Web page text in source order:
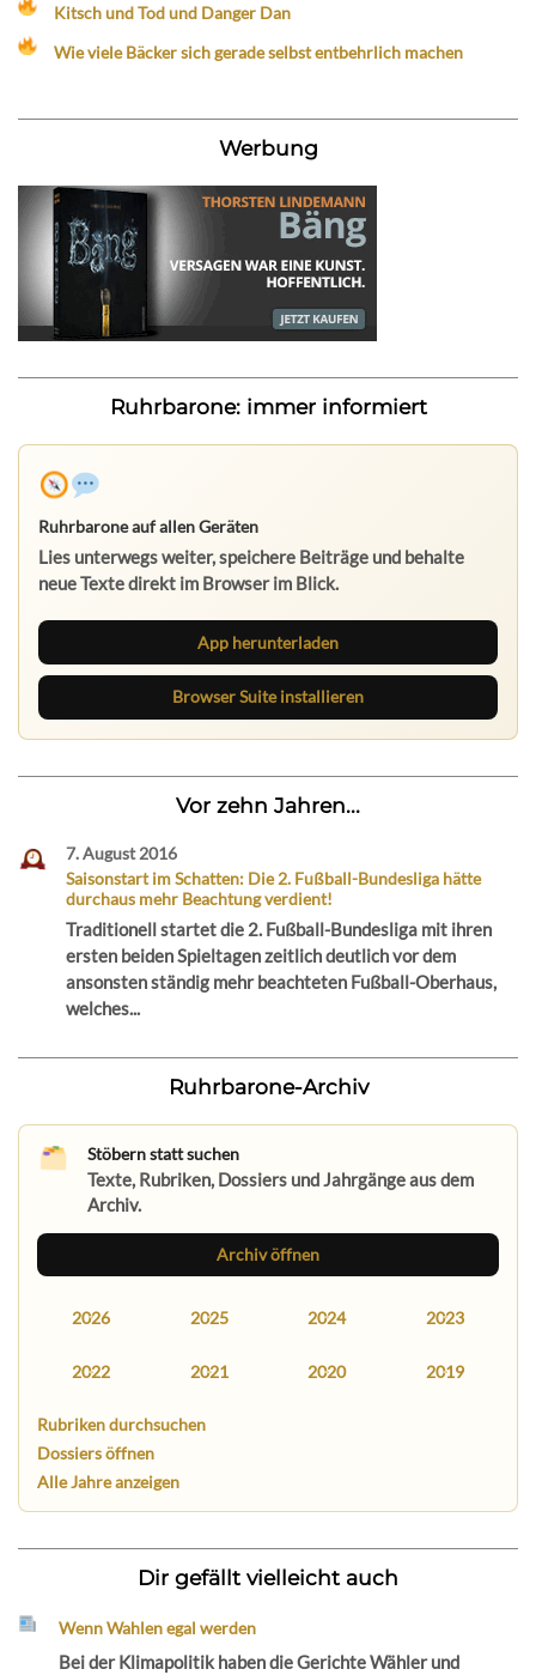
Kitsch und Tod und Danger Dan
Wie viele Bäcker sich gerade selbst entbehrlich machen
Werbung
Ruhrbarone: immer informiert
Ruhrbarone auf allen Geräten
Lies unterwegs weiter, speichere Beiträge und behalte
neue Texte direkt im Browser im Blick.
App herunterladen
Browser Suite installieren
Vor zehn Jahren...
7. August 2016
Saisonstart im Schatten: Die 2. Fußball-Bundesliga hätte
durchaus mehr Beachtung verdient!
Traditionell startet die 2. Fußball-Bundesliga mit ihren
ersten beiden Spieltagen zeitlich deutlich vor dem
ansonsten ständig mehr beachteten Fußball-Oberhaus,
welches...
Ruhrbarone-Archiv
Stöbern statt suchen
Texte, Rubriken, Dossiers und Jahrgänge aus dem
Archiv.
Archiv öffnen
2026 2025 2024 2023
2022 2021 2020 2019
Rubriken durchsuchen
Dossiers öffnen
Alle Jahre anzeigen
Dir gefällt vielleicht auch
Wenn Wahlen egal werden
Bei der Klimapolitik haben die Gerichte Wähler und